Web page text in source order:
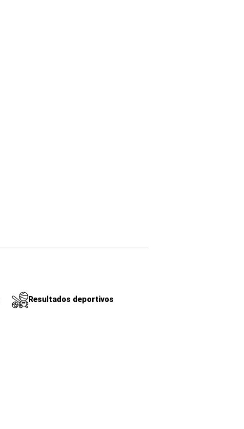
Resultados deportivos